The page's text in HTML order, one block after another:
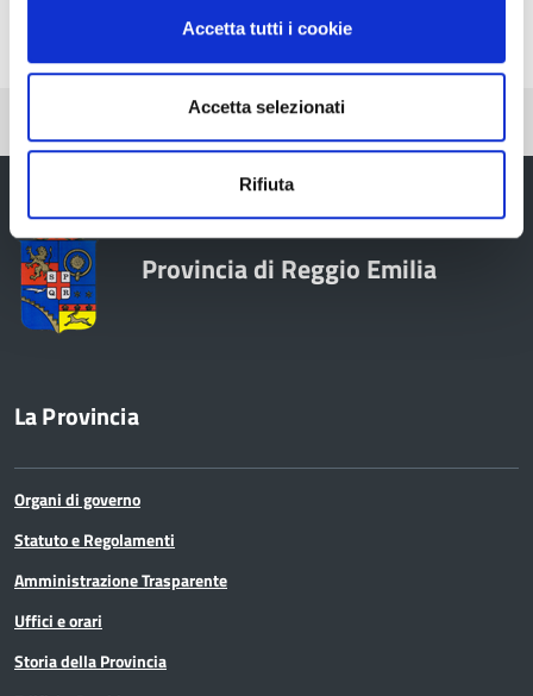
Accetta tutti i cookie
Accetta selezionati
Rifiuta
Pubblicato: 05 Ottobre 2022 — Ultima modifica: 14 Marzo 2023
Provincia di Reggio Emilia
La Provincia
Organi di governo
Statuto e Regolamenti
Amministrazione Trasparente
Uffici e orari
Storia della Provincia